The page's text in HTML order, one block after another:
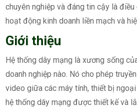
chuyên nghiệp và đáng tin cậy là
hoạt động kinh doanh liền mạch và
Giới thiệu
Hệ thống dây mạng là xương sống
doanh nghiệp nào. Nó cho phép
video giữa các máy tính, thiết bị
hệ thống dây mạng được thiết kế và